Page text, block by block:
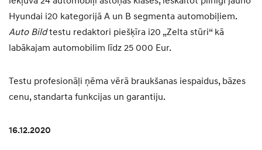
Hyundai i20 kategorijā A un B segmenta automobiļiem.
Auto Bildtestu redaktori piešķīra i20 „Zelta stūri“ kā
labākajam automobilim līdz 25 000 Eur.
Testu profesionāļi ņēma vērā braukšanas iespaidus, bāzes
cenu, standarta funkcijas un garantiju.
16.12.2020